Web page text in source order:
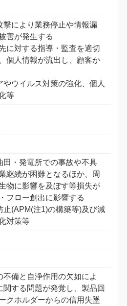
撃により業務停止や情報漏
害が発生する
に対する指導・監査を適切
個人情報が流出し、顧客か
やウイルス対策の強化、個人
等
田・発電所での事故や不具
継続が困難となるほか、周
物に影響を及ぼす等損失が
フロー創出に影響する
止(APM(注1)の構築等)及び減
対策等
不備と自浄作用の欠如によ
関する問題が発覚し、製品回
クホルダーからの信用失墜